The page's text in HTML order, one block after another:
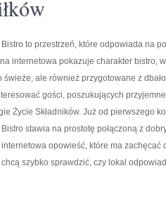
Bistro to przestrzeń, które odpowiada na
internetowa pokazuje charakter bistro,
świeże, ale również przygotowane z
gości, poszukujących
Życie Składników. Już od pierwszego
Bistro stawia na prostotę połączoną z
opowieść, które ma zachęcać
szybko sprawdzić, czy lokal